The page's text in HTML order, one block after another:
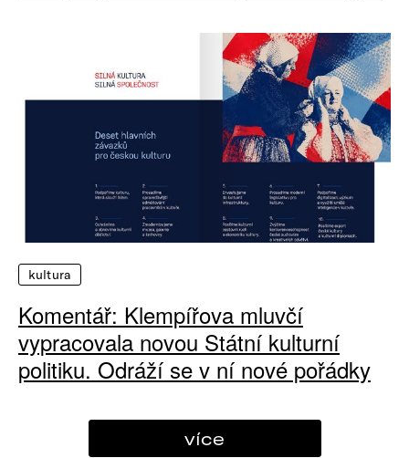
kultura
Komentář: Klempířova mluvčí
vypracovala novou Státní kulturní
politiku. Odráží se v ní nové pořádky
více